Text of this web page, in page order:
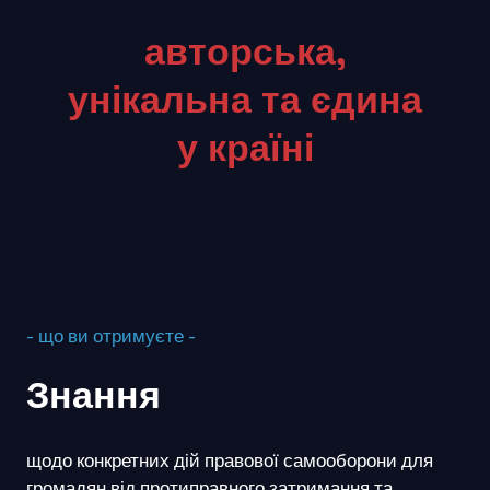
авторська,
унікальна та єдина
у країні
- що ви отримуєте -
Знання
щодо конкретних дій правової самооборони для